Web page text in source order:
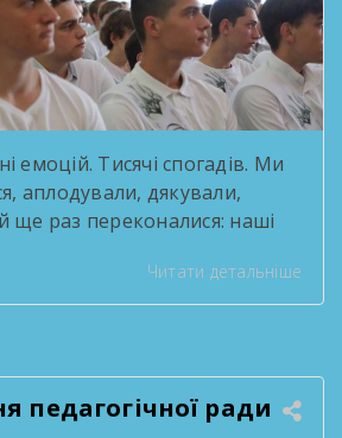
емоцій. Тисячі спогадів. Ми
аплодували, дякували,
ще раз переконалися: наші
серцем творчих
конкурсів, активними
знайомства, мрії та
Читати детальніше
педагогічної ради